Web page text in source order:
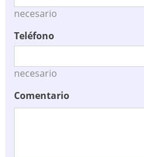
necesario
Teléfono
necesario
Comentario